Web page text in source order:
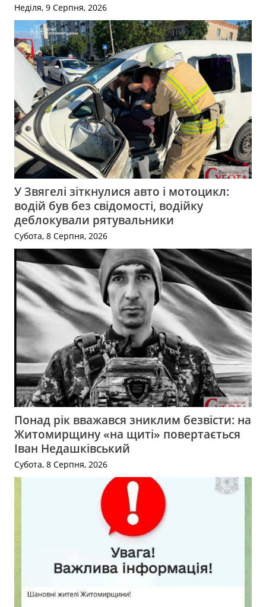
Неділя, 9 Серпня, 2026
У Звягелі зіткнулися авто і мотоцикл:
водій був без свідомості, водійку
деблокували рятувальники
Субота, 8 Серпня, 2026
Понад рік вважався зниклим безвісти: на
Житомирщину «на щиті» повертається
Іван Недашківський
Субота, 8 Серпня, 2026